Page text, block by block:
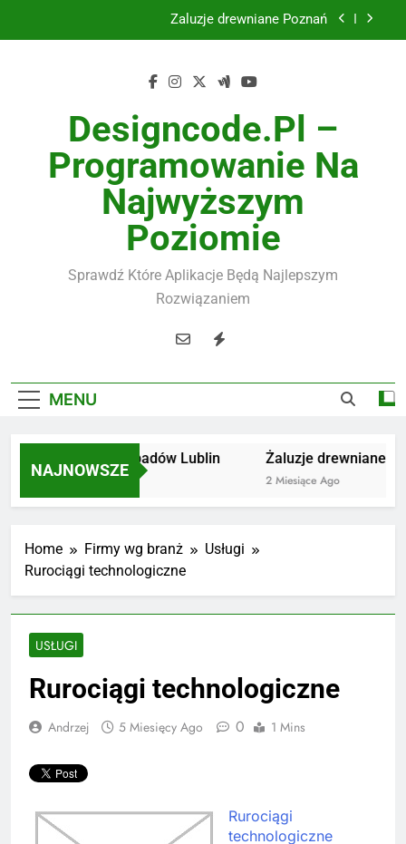
Instalacje elektryczne Gdańsk
Wysokiej jakości spławik elektryczny
Utylizacja odpadów Lublin
Żaluzje drewniane Poznań
Instalacje elektryczne Gdańsk
Wysokiej jakości spławik elektryczny
Designcode.pl –
Programowanie Na
Najwyższym
Poziomie
Sprawdź Które Aplikacje Będą Najlepszym
Rozwiązaniem
MENU
NAJNOWSZE
Utylizacja odpadów Lublin
2 Miesiące Ago
Żaluzje drewniane
2 Miesiące Ago
Home Firmy wg branż
Usługi
Rurociągi technologiczne
USŁUGI
Rurociągi technologiczne
Andrzej 5 Miesięcy Ago 0 1 Mins
Rurociągi
technologiczne